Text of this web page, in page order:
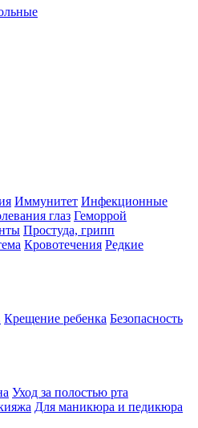
Иммунитет Инфекционные
глаз Геморрой
Простуда, грипп
Кровотечения Редкие
Крещение ребенка Безопасность
Уход за полостью рта
Для маникюра и педикюра